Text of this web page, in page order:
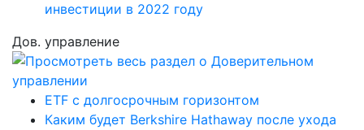
инвестиции в 2022 году
Дов. управление
ETF с долгосрочным горизонтом
Каким будет Berkshire Hathaway после ухода